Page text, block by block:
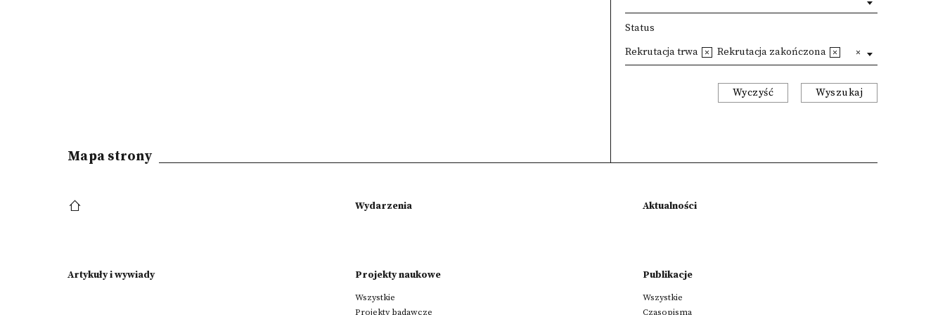
Status
Rekrutacja trwa Rekrutacja zakończona
Wyczyść Wyszukaj
Mapa strony
Wydarzenia Aktualności
Artykuły i wywiady Projekty naukowe
Wszystkie
Projekty badawcze
Publikacje
Wszystkie
Czasopisma